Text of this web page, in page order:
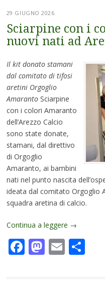
29 GIUGNO 2026
Sciarpine con i
nuovi nati ad
Il kit donato stamani
dal comitato di tifosi
aretini Orgoglio
AmarantoSciarpine
con i colori Amaranto
dell’Arezzo Calcio
sono state donate,
stamani, dal direttivo
di Orgoglio
Amaranto, ai bambini
nati nel punto nascita
ideata dal comitato Orgoglio
squadra aretina di calcio.
Continua a leggere →
Facebook
Email